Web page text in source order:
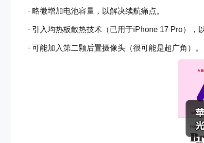
· 略微增加电池容量，以解决续航痛点。
· 引入均热板散热技术（已用于iPhone 17 Pro），
· 可能加入第二颗后置摄像头（很可能是超广角）。